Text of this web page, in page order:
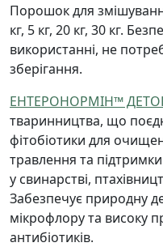
Порошок для
кг, 5 кг, 20 кг, 30 кг.
використанні, не
зберігання.
ЕНТЕРОНОРМІН™
тваринництва, що
фітобіотики для
травлення та
у свинарстві,
Забезпечує природну
мікрофлору та високу
антибіотиків.